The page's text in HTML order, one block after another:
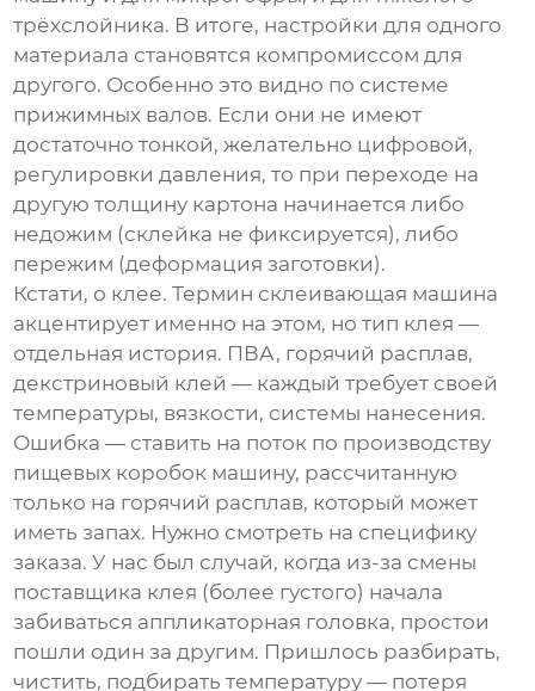
трёхслойника. В итоге, настройки для одного
материала становятся компромиссом для
другого. Особенно это видно по системе
прижимных валов. Если они не имеют
достаточно тонкой, желательно цифровой,
регулировки давления, то при переходе на
другую толщину картона начинается либо
недожим (склейка не фиксируется), либо
пережим (деформация заготовки).
Кстати, о клее. Термин склеивающая машина
акцентирует именно на этом, но тип клея —
отдельная история. ПВА, горячий расплав,
декстриновый клей — каждый требует своей
температуры, вязкости, системы нанесения.
Ошибка — ставить на поток по производству
пищевых коробок машину, рассчитанную
только на горячий расплав, который может
иметь запах. Нужно смотреть на специфику
заказа. У нас был случай, когда из-за смены
поставщика клея (более густого) начала
забиваться аппликаторная головка, простои
пошли один за другим. Пришлось разбирать,
чистить, подбирать температуру — потеря